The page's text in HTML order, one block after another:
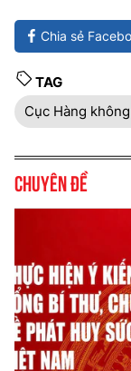
Chia sẻ
TAG
Cục Hàng
Chuyên đề